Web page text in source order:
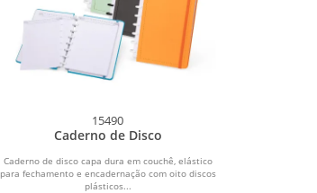
15490
Caderno de Disco
Caderno de disco capa dura em couchê, elástico
para fechamento e encadernação com oito discos
plásticos...